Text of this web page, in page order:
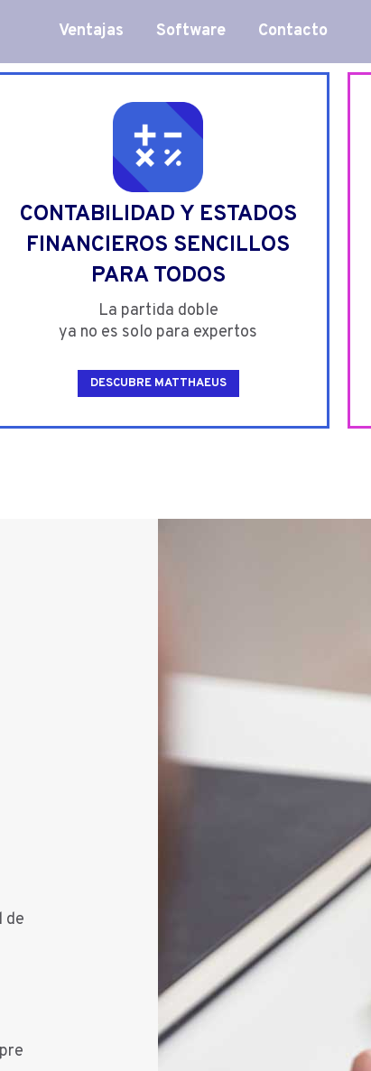
Ventajas Software Contacto
CONTABILIDAD Y ESTADOS
FINANCIEROS SENCILLOS
PARA TODOS
La partida doble
ya no es solo para expertos
DESCUBRE MATTHAEUS
de